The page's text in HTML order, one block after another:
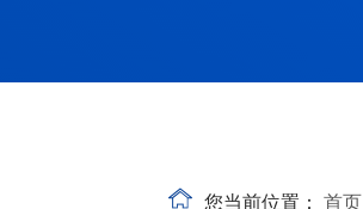
您当前位置：首页